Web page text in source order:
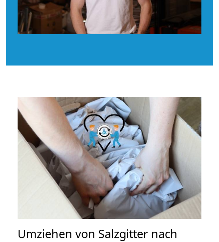
Umziehen von Salzgitter nach